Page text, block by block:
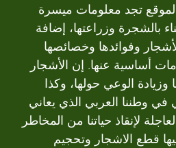
تجد معلومات ميسرة
بالشجرة وزراعتها، إضافة
وفوائدها وخصائصها
أساسية عنها. إن الأشجار
الوعي حولها، وكذا
في وطننا العربي الذي يعاني
لإنقاذ حياتنا من المخاطر
قطع الاشجار وتحجيم